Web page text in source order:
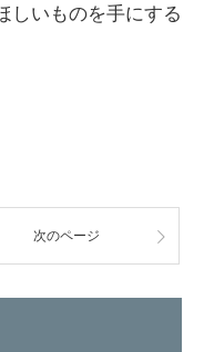
しいものを手にする
次のページ